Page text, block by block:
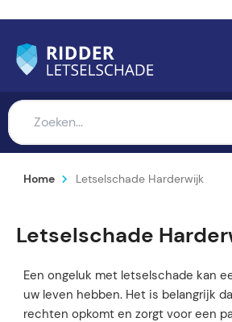
Home Letselschade Harderwijk
Letselschade
Een ongeluk met letselschade kan
uw leven hebben. Het is belangrijk
rechten opkomt en zorgt voor een